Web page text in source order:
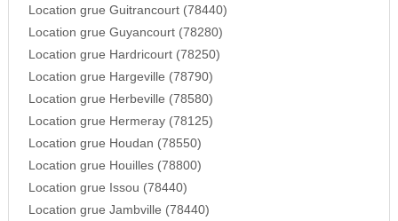
Location grue Guitrancourt (78440)
Location grue Guyancourt (78280)
Location grue Hardricourt (78250)
Location grue Hargeville (78790)
Location grue Herbeville (78580)
Location grue Hermeray (78125)
Location grue Houdan (78550)
Location grue Houilles (78800)
Location grue Issou (78440)
Location grue Jambville (78440)